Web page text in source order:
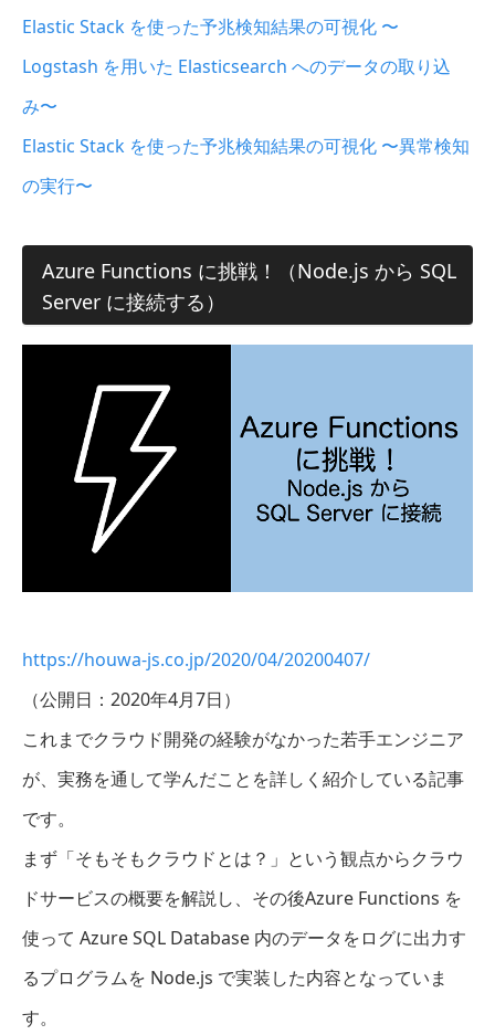
Elastic Stack を使った予兆検知結果の可視化 〜
Logstash を用いた Elasticsearch へのデータの取り込
み〜
Elastic Stack を使った予兆検知結果の可視化 〜異常検知
の実行〜
Azure Functions に挑戦！（Node.js から SQL
Server に接続する）
https://houwa-js.co.jp/2020/04/20200407/
（公開日：2020年4月7日）
これまでクラウド開発の経験がなかった若手エンジニア
が、実務を通して学んだことを詳しく紹介している記事
です。
まず「そもそもクラウドとは？」という観点からクラウ
ドサービスの概要を解説し、その後Azure Functions を
使って Azure SQL Database 内のデータをログに出力す
るプログラムを Node.js で実装した内容となっていま
す。